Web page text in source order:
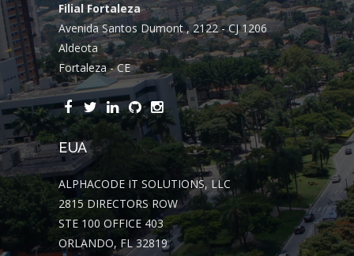
Filial Fortaleza
Avenida Santos Dumont , 2122 - CJ 1206
Aldeota
Fortaleza - CE
EUA
ALPHACODE IT SOLUTIONS, LLC
2815 DIRECTORS ROW
STE 100 OFFICE 403
ORLANDO, FL 32819